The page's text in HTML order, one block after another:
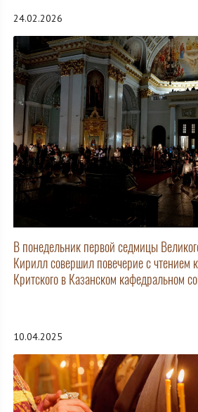
24.02.2026
В понедельник первой седмицы
Кирилл совершил повечерие с чтением
Критского в Казанском кафедральном
10.04.2025